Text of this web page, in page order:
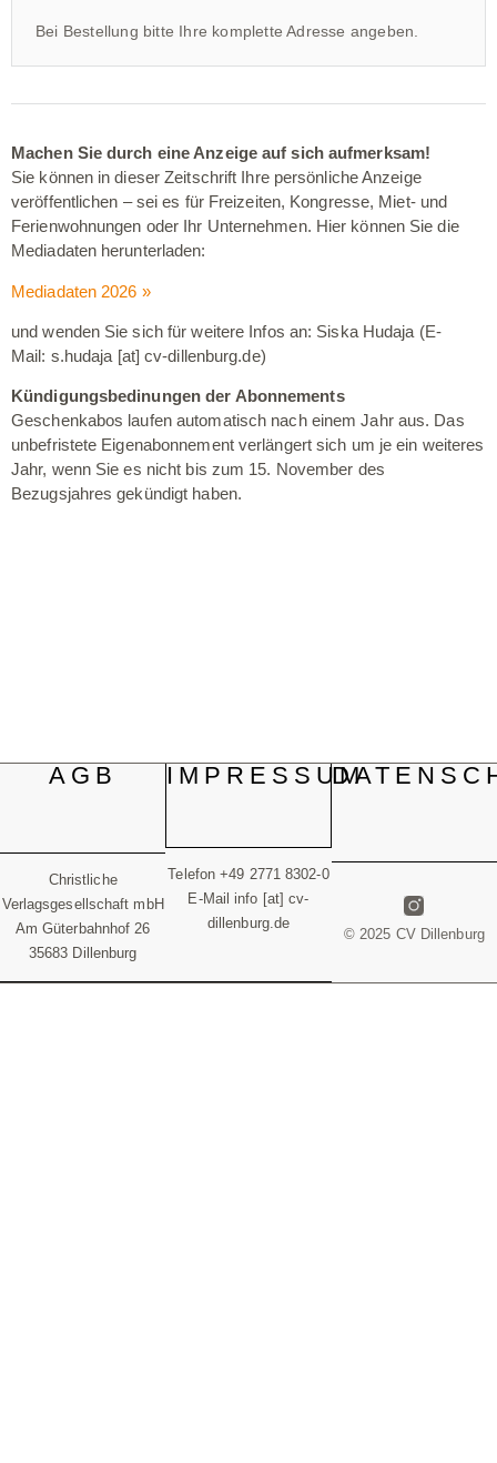
Bei Bestellung bitte Ihre komplette Adresse angeben.
Machen Sie durch eine Anzeige auf sich aufmerksam!
Sie können in dieser Zeitschrift Ihre persönliche Anzeige
veröffentlichen – sei es für Freizeiten, Kongresse, Miet- und
Ferienwohnungen oder Ihr Unternehmen. Hier können Sie die
Mediadaten herunterladen:
Mediadaten 2026 »
und wenden Sie sich für weitere Infos an: Siska Hudaja (E-
Mail: s.hudaja [at] cv-dillenburg.de)
Kündigungsbedinungen der Abonnements
Geschenkabos laufen automatisch nach einem Jahr aus. Das
unbefristete Eigenabonnement verlängert sich um je ein weiteres
Jahr, wenn Sie es nicht bis zum 15. November des
Bezugsjahres gekündigt haben.
AGB
Christliche
Verlagsgesellschaft mbH
Am Güterbahnhof 26
35683 Dillenburg
IMPRESSUM
Telefon +49 2771 8302-0
E-Mail info [at] cv-
dillenburg.de
© 2025 CV Dillenburg